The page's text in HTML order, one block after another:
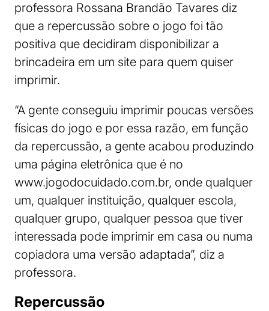
professora Rossana Brandão Tavares diz
que a repercussão sobre o jogo foi tão
positiva que decidiram disponibilizar a
brincadeira em um site para quem quiser
imprimir.
“A gente conseguiu imprimir poucas versões
físicas do jogo e por essa razão, em função
da repercussão, a gente acabou produzindo
uma página eletrônica que é no
www.jogodocuidado.com.br, onde qualquer
um, qualquer instituição, qualquer escola,
qualquer grupo, qualquer pessoa que tiver
interessada pode imprimir em casa ou numa
copiadora uma versão adaptada”, diz a
professora.
Repercussão